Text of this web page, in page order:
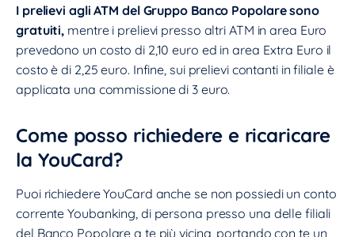
I prelievi agli ATM del Gruppo Banco Popolare sono
gratuiti, mentre i prelievi presso altri ATM in area Euro
prevedono un costo di 2,10 euro ed in area Extra Euro il
costo è di 2,25 euro. Infine, sui prelievi contanti in filiale è
applicata una commissione di 3 euro.
Come posso richiedere e ricaricare
la YouCard?
Puoi richiedere YouCard anche se non possiedi un conto
corrente Youbanking, di persona presso una delle filiali
del Banco Popolare a te più vicina, portando con te un